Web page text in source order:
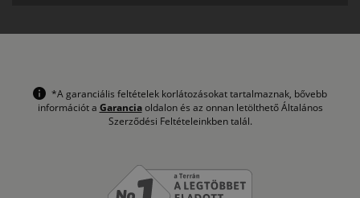
*A garanciális feltételek korlátozásokat tartalmaznak, bővebb
információt a Garanciaoldalon és az onnan letölthető Általános
Szerződési Feltételeinkben talál.